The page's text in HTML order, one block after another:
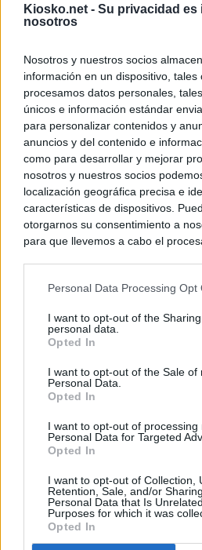
Kiosko.net - Su privacidad es
nosotros
Nosotros y nuestros socios
información en un dispositivo, tales
procesamos datos personales,
únicos e información estándar
para personalizar contenidos y
anuncios y del contenido e
como para desarrollar y mejorar
nosotros y nuestros socios
localización geográfica precisa e
características de dispositivos.
otorgarnos su consentimiento a
para que llevemos a cabo el
negar su consentimiento. Tenga en
de su consentimiento, pero usted
rechazar tal procesamiento. Sus
cualquier momento entrando de
visitando nuestra política de
Personal Data Processing Opt
I want to opt-out of the
personal data.
Opted In
I want to opt-out of the Sale of
Personal Data.
Opted In
I want to opt-out of processing
Personal Data for Targeted
Opted In
I want to opt-out of Collection,
Retention, Sale, and/or
Personal Data that Is
Purposes for which it was
Opted In